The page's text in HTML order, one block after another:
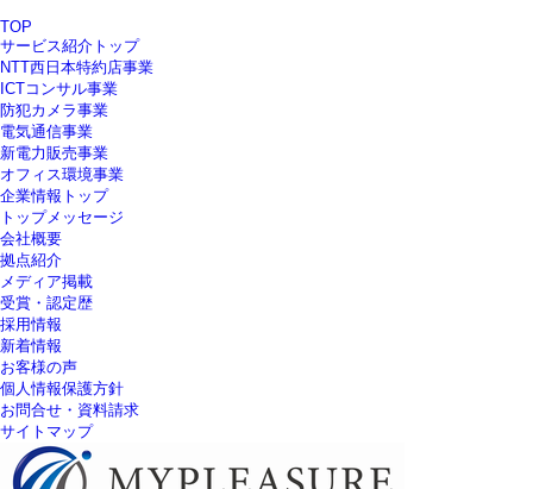
TOP
サービス紹介トップ
NTT西日本特約店事業
ICTコンサル事業
防犯カメラ事業
電気通信事業
新電力販売事業
オフィス環境事業
企業情報トップ
トップメッセージ
会社概要
拠点紹介
メディア掲載
受賞・認定歴
採用情報
新着情報
お客様の声
個人情報保護方針
お問合せ・資料請求
サイトマップ